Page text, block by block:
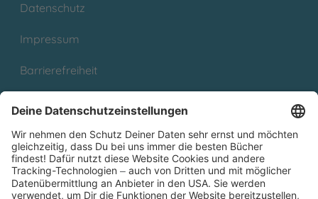
Datenschutz
Impressum
Barrierefreiheit
Partnerprogramm (Affiliate)
Folge uns auf